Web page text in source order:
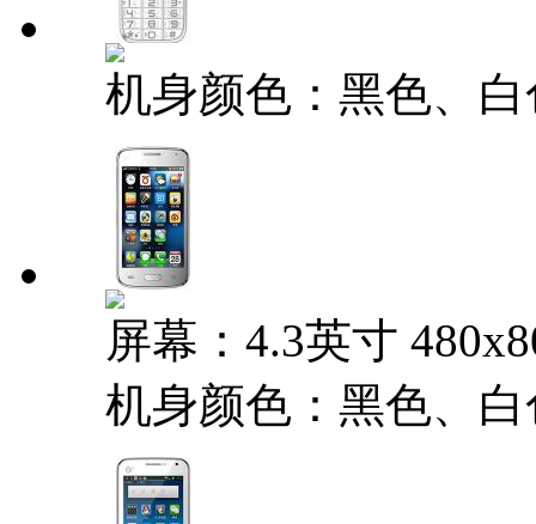
机身颜色：黑色、
屏幕：4.3英寸
机身颜色：黑色、白